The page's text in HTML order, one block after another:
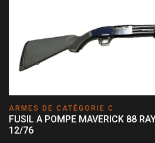
ARMES DE CATÉGORIE C
FUSIL A POMPE MAVERICK 88
12/76